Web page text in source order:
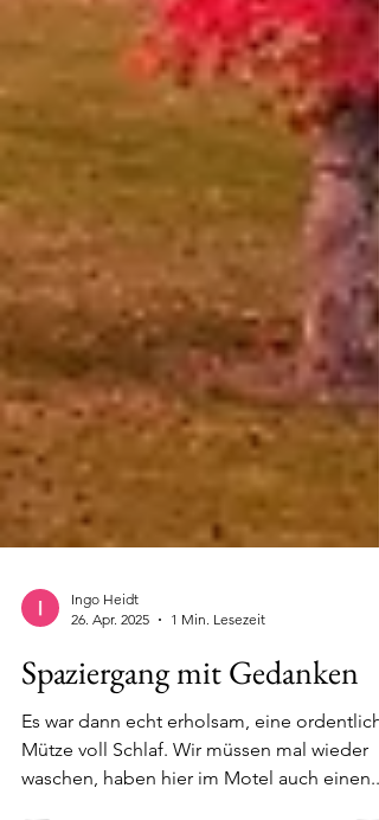
Ingo Heidt
26. Apr. 2025
1 Min. Lesezeit
Spaziergang mit Gedanken